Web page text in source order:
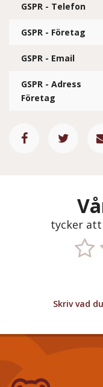
GSPR - Telefon
GSPR - Företag
GSPR - Email
GSPR - Adress
Företag
tycker
Skriv vad